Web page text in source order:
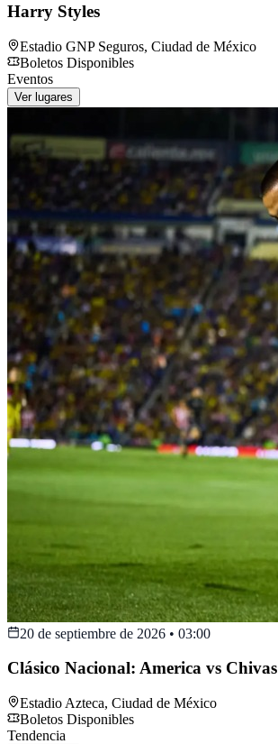
Harry Styles
Estadio GNP Seguros, Ciudad de México
Boletos Disponibles
Eventos
Ver lugares
20 de septiembre de 2026 • 03:00
Clásico Nacional: America vs Chivas
Estadio Azteca, Ciudad de México
Boletos Disponibles
Tendencia